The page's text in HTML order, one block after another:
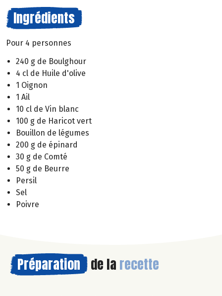
Ingrédients
Pour 4 personnes
240 g de Boulghour
4 cl de Huile d'olive
1 Oignon
1 Ail
10 cl de Vin blanc
100 g de Haricot vert
Bouillon de légumes
200 g de épinard
30 g de Comté
50 g de Beurre
Persil
Sel
Poivre
Préparation de la recette